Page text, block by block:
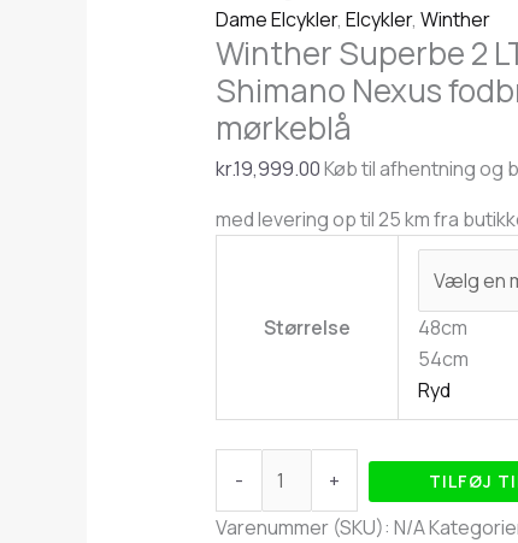
Dame Elcykler, Elcykler, Winther
Winther Superbe 2
Shimano Nexus
mørkeblå
kr.19,999.00Køb til afhentning og
med levering op til 25 km fra
Størrelse
48cm
54cm
Ryd
- + TILFØJ
Varenummer (SKU): N/A